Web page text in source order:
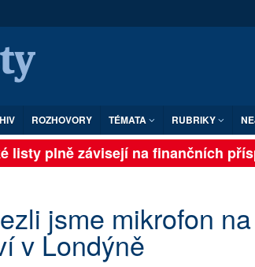
ROZHOVORY TÉMATA RUBRIKY
listy plně závisejí na finančních
jsme mikrofon na
v Londýně